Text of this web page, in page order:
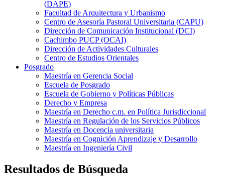
(DAPE)
Facultad de Arquitectura y Urbanismo
Centro de Asesoría Pastoral Universitaria (CAPU)
Dirección de Comunicación Institucional (DCI)
Cachimbo PUCP (OCAI)
Dirección de Actividades Culturales
Centro de Estudios Orientales
Posgrado
Maestría en Gerencia Social
Escuela de Posgrado
Escuela de Gobierno y Políticas Públicas
Derecho y Empresa
Maestría en Derecho c.m. en Política Jurisdiccional
Maestría en Regulación de los Servicios Públicos
Maestría en Docencia universitaria
Maestría en Cognición Aprendizaje y Desarrollo
Maestría en Ingeniería Civil
Resultados de Búsqueda